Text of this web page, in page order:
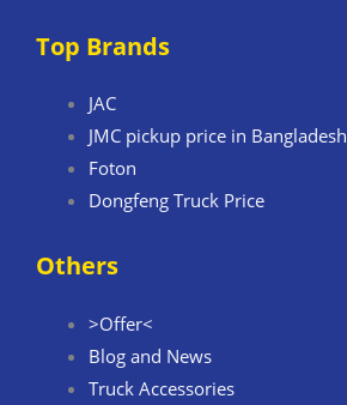
Top Brands
JAC
JMC pickup price in Bangladesh
Foton
Dongfeng Truck Price
Others
>Offer<
Blog and News
Truck Accessories